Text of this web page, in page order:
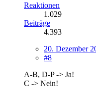
Reaktionen
1.029
Beiträge
4.393
20. Dezember
#8
A-B, D-P -> Ja!
C -> Nein!